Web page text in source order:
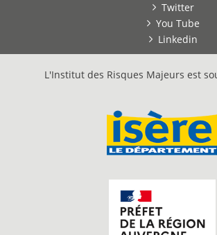
Twitter
You Tube
Linkedin
L'Institut des Risques Majeurs est